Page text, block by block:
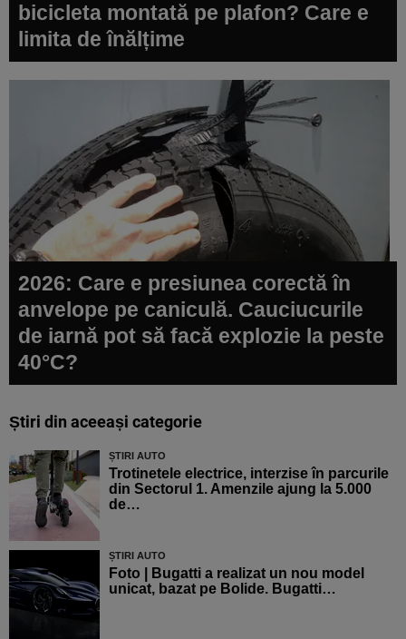
bicicleta montată pe plafon? Care e
limita de înălțime
2026: Care e presiunea corectă în
anvelope pe caniculă. Cauciucurile
de iarnă pot să facă explozie la peste
40°C?
Știri din aceeași categorie
ȘTIRI AUTO
Trotinetele electrice, interzise în parcurile
din Sectorul 1. Amenzile ajung la 5.000
de…
ȘTIRI AUTO
Foto | Bugatti a realizat un nou model
unicat, bazat pe Bolide. Bugatti…